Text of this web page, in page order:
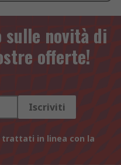
novità di
offerte!
Iscriviti
in linea con la